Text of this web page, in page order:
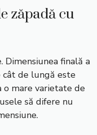
zăpadă cu
finală a
cât de lungă este
mare varietate de
să difere nu